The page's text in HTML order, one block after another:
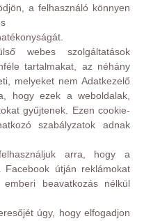
a felhasználó könnyen
webes szolgáltatások
tartalmakat, az néhány
melyeket nem Adatkezelő
hogy ezek a weboldalak,
gyűjtenek. Ezen cookie-
szabályzatok adnak
arra, hogy a
útján reklámokat
beavatkozás nélkül
úgy, hogy elfogadjon